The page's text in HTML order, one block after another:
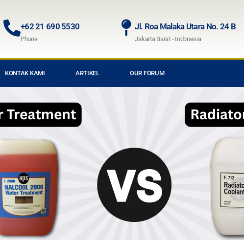
+62 21 690 5530
Phone
Jl. Roa Malaka Utara No. 24 B
Jakarta Barat - Indonesia
KONTAK KAMI ARTIKEL OUR FORUM